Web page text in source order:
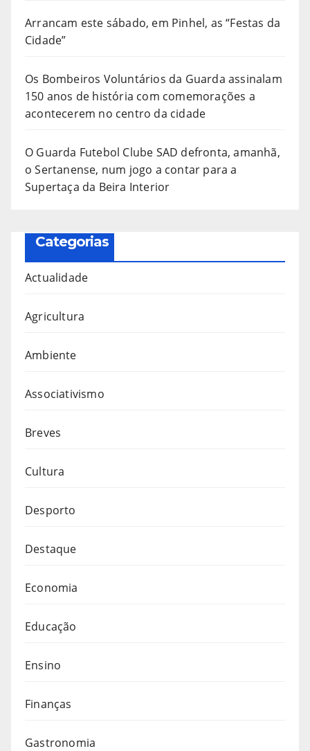
Arrancam este sábado, em Pinhel, as “Festas da
Cidade”
Os Bombeiros Voluntários da Guarda assinalam
150 anos de história com comemorações a
acontecerem no centro da cidade
O Guarda Futebol Clube SAD defronta, amanhã,
o Sertanense, num jogo a contar para a
Supertaça da Beira Interior
Categorias
Actualidade
Agricultura
Ambiente
Associativismo
Breves
Cultura
Desporto
Destaque
Economia
Educação
Ensino
Finanças
Gastronomia